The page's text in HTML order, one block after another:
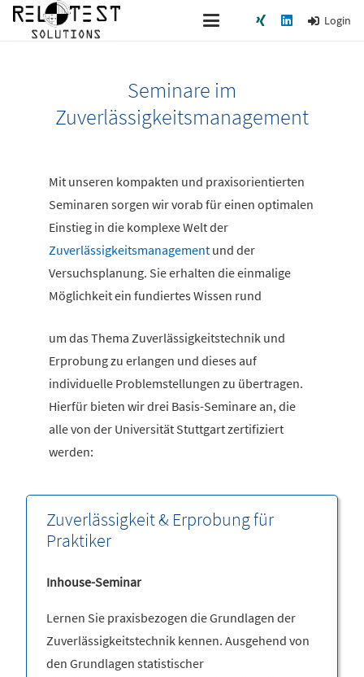
Login
Seminare im
Zuverlässigkeitsmanagement
Mit unseren kompakten und praxisorientierten
Seminaren sorgen wir vorab für einen optimalen
Einstieg in die komplexe Welt der
Zuverlässigkeitsmanagement und der
Versuchsplanung. Sie erhalten die einmalige
Möglichkeit ein fundiertes Wissen rund
um das Thema Zuverlässigkeitstechnik und
Erprobung zu erlangen und dieses auf
individuelle Problemstellungen zu übertragen.
Hierfür bieten wir drei Basis-Seminare an, die
alle von der Universität Stuttgart zertifiziert
werden:
Zuverlässigkeit & Erprobung für
Praktiker
Inhouse-Seminar
Lernen Sie praxisbezogen die Grundlagen der
Zuverlässigkeitstechnik kennen. Ausgehend von
den Grundlagen statistischer